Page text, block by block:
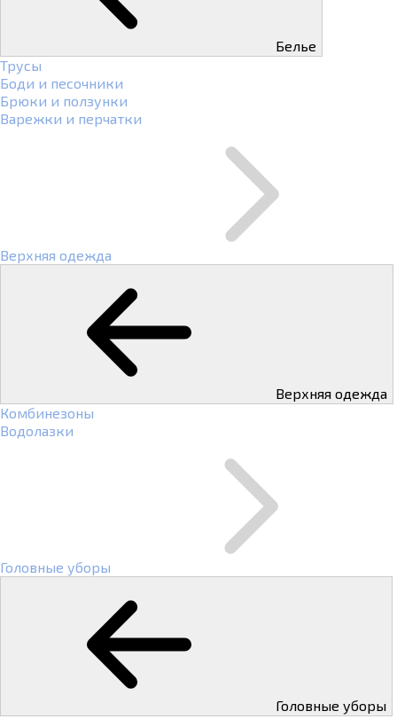
Белье
Трусы
Боди и песочники
Брюки и ползунки
Варежки и перчатки
Верхняя одежда
Верхняя одежда
Комбинезоны
Водолазки
Головные уборы
Головные уборы